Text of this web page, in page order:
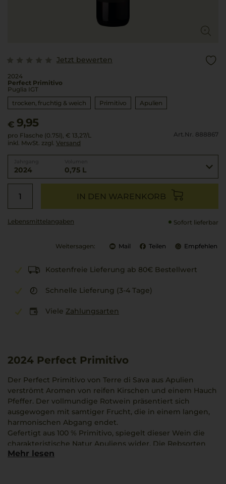
Jetzt bewerten
2024
Perfect Primitivo
Puglia IGT
trocken, fruchtig & weich
Primitivo Apulien
€ 9,95
pro Flasche (0.75l), € 13,27/L
inkl. MwSt. zzgl. Versand
Art.Nr. 888867
2024 0,75 L
IN DEN WARENKORB
Lebensmittel­angaben Sofort lieferbar
Weitersagen: Mail Teilen Empfehlen
Kostenfreie Lieferung ab 80€ Bestellwert
Schnelle Lieferung (3-4 Tage)
Viele Zahlungsarten
2024 Perfect Primitivo
Der Perfect Primitivo von Terre di Sava aus Apulien
verströmt Aromen von reifen Kirschen und einem Hauch
Pfeffer. Der vollmundige Rotwein präsentiert sich
ausgewogen mit samtiger Frucht, die in einem langen,
harmonischen Abgang endet.
Gefertigt aus 100 % Primitivo, spiegelt dieser Wein die
charakteristische Natur Apuliens wider. Die Rebsorten
wachsen unter sonnenreichen Bedingungen, was dem
Mehr lesen